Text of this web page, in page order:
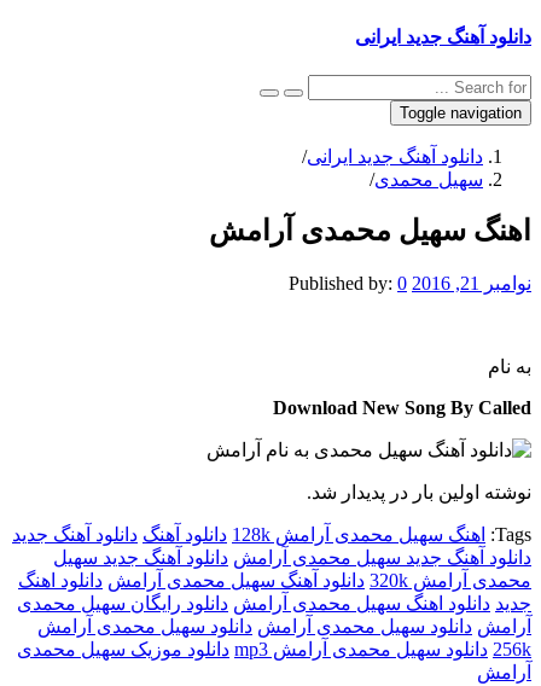
دانلود آهنگ جدید ایرانی
Toggle navigation
دانلود آهنگ جدید ایرانی/
سهیل محمدی/
اهنگ سهیل محمدی آرامش
نوامبر 21, 2016 Published by: 0
به نام
Download New Song By Called
نوشته اولین بار در پدیدار شد.
Tags: اهنگ سهیل محمدی آرامش 128k دانلود آهنگ دانلود آهنگ جدید
دانلود آهنگ جدید سهیل محمدی آرامش دانلود آهنگ جدید سهیل
محمدی آرامش 320k
دانلود آهنگ سهیل محمدی آرامش دانلود اهنگ
جدید دانلود اهنگ سهیل محمدی آرامش دانلود رایگان سهیل محمدی
آرامش دانلود سهیل محمدی آرامش دانلود سهیل محمدی آرامش
256k دانلود سهیل محمدی آرامش mp3
دانلود موزیک سهیل محمدی
آرامش